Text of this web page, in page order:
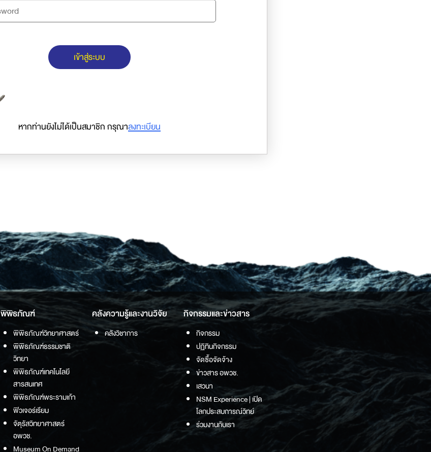
เข้าสู่ระบบ
หากท่านยังไม่ได้เป็นสมาชิก กรุณาลงทะเบียน
พิพิธภัณฑ์
พิพิธภัณฑ์วิทยาศาสตร์
พิพิธภัณฑ์ธรรมชาติ
วิทยา
พิพิธภัณฑ์เทคโนโลยี
สารสนเทศ
พิพิธภัณฑ์พระรามเก้า
ฟิวเจอร์เรียม
จัตุรัสวิทยาศาสตร์
อพวช.
Museum On Demand
คลังความรู้และงานวิจัย
คลังวิชาการ
กิจกรรมและข่าวสาร
กิจกรรม
ปฏิทินกิจกรรม
จัดซื้อจัดจ้าง
ข่าวสาร อพวช.
เสวนา
NSM Experience | เปิด
โลกประสบการณ์วิทย์
ร่วมงานกับเรา